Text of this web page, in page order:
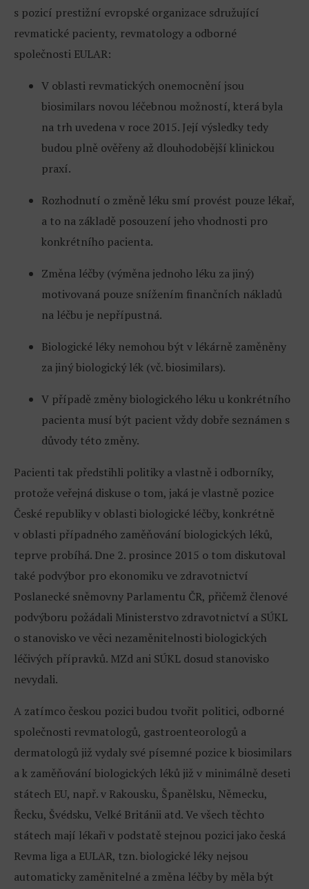
s pozicí prestižní evropské organizace sdružující
revmatické pacienty, revmatology a odborné
společnosti EULAR:
V oblasti revmatických onemocnění jsou
biosimilars novou léčebnou možností, která byla
na trh uvedena v roce 2015. Její výsledky tedy
budou plně ověřeny až dlouhodobější klinickou
praxí.
Rozhodnutí o změně léku smí provést pouze lékař,
a to na základě posouzení jeho vhodnosti pro
konkrétního pacienta.
Změna léčby (výměna jednoho léku za jiný)
motivovaná pouze snížením finančních nákladů
na léčbu je nepřípustná.
Biologické léky nemohou být v lékárně zaměněny
za jiný biologický lék (vč. biosimilars).
V případě změny biologického léku u konkrétního
pacienta musí být pacient vždy dobře seznámen s
důvody této změny.
Pacienti tak předstihli politiky a vlastně i odborníky,
protože veřejná diskuse o tom, jaká je vlastně pozice
České republiky v oblasti biologické léčby, konkrétně
v oblasti případného zaměňování biologických léků,
teprve probíhá. Dne 2. prosince 2015 o tom diskutoval
také podvýbor pro ekonomiku ve zdravotnictví
Poslanecké sněmovny Parlamentu ČR, přičemž členové
podvýboru požádali Ministerstvo zdravotnictví a SÚKL
o stanovisko ve věci nezaměnitelnosti biologických
léčivých přípravků. MZd ani SÚKL dosud stanovisko
nevydali.
A zatímco českou pozici budou tvořit politici, odborné
společnosti revmatologů, gastroenteorologů a
dermatologů již vydaly své písemné pozice k biosimilars
a k zaměňování biologických léků již v minimálně deseti
státech EU, např. v Rakousku, Španělsku, Německu,
Řecku, Švédsku, Velké Británii atd. Ve všech těchto
státech mají lékaři v podstatě stejnou pozici jako česká
Revma liga a EULAR, tzn. biologické léky nejsou
automaticky zaměnitelné a změna léčby by měla být